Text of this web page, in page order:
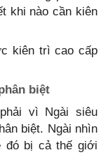
khi nào cần kiên
kiên trì cao cấp
biệt
vì Ngài siêu
biệt. Ngài nhìn
đó bị cả thế giới